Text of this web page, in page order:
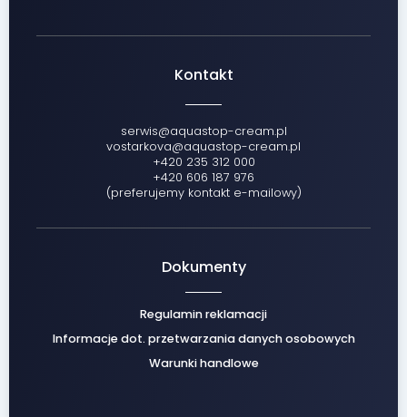
Kontakt
serwis@aquastop-cream.pl
vostarkova@aquastop-cream.pl
+420 235 312 000
+420 606 187 976
(preferujemy kontakt e-mailowy)
Dokumenty
Regulamin reklamacji
Informacje dot. przetwarzania danych osobowych
Warunki handlowe